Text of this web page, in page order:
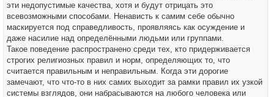
эти недопустимые качества, хотя и будут отрицать это
всевозможными способами. Ненависть к самим себе обычно
маскируется под справедливость, проявляясь как осуждение и
даже насилие над определёнными людьми или группами.
Такое поведение распространено среди тех, кто придерживается
строгих религиозных правил и норм, определяющих то, что
считается правильным и неправильным. Когда эти дорогие
замечают, что что-то в них самих выходит за рамки правил их узкой
системы взглядов, они набрасываются на любого человека или